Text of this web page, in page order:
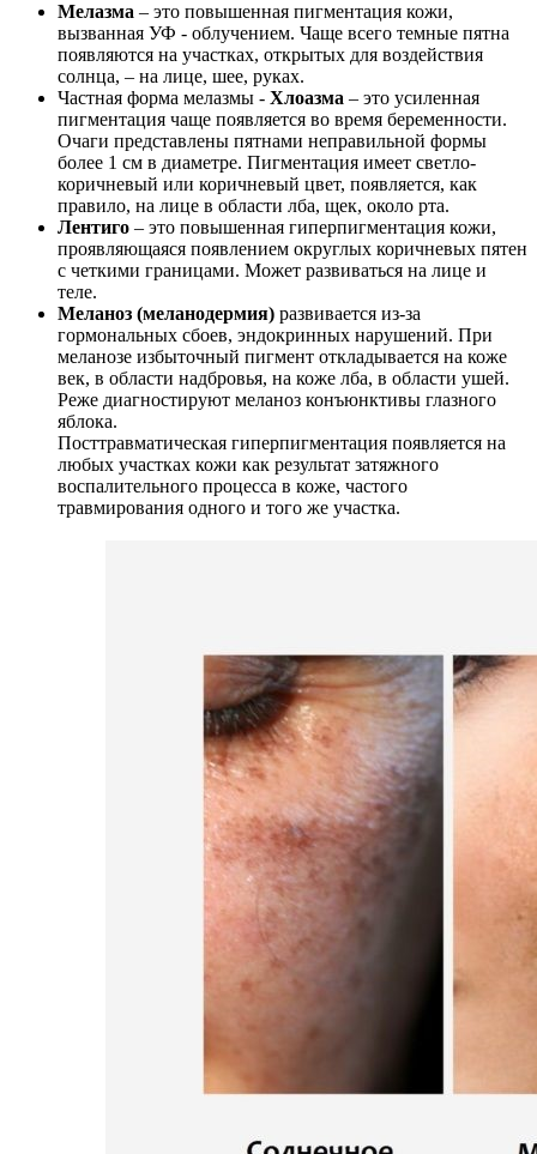
Мелазма – это повышенная пигментация кожи,
вызванная УФ - облучением. Чаще всего темные пятна
появляются на участках, открытых для воздействия
солнца, – на лице, шее, руках.
Частная форма мелазмы - Хлоазма – это усиленная
пигментация чаще появляется во время беременности.
Очаги представлены пятнами неправильной формы
более 1 см в диаметре. Пигментация имеет светло-
коричневый или коричневый цвет, появляется, как
правило, на лице в области лба, щек, около рта.
Лентиго – это повышенная гиперпигментация кожи,
проявляющаяся появлением округлых коричневых пятен
с четкими границами. Может развиваться на лице и
теле.
Меланоз (меланодермия) развивается из-за
гормональных сбоев, эндокринных нарушений. При
меланозе избыточный пигмент откладывается на коже
век, в области надбровья, на коже лба, в области ушей.
Реже диагностируют меланоз конъюнктивы глазного
яблока.
Посттравматическая гиперпигментация появляется на
любых участках кожи как результат затяжного
воспалительного процесса в коже, частого
травмирования одного и того же участка.